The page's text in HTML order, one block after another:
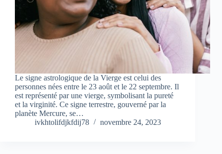
Le signe astrologique de la Vierge est celui des
personnes nées entre le 23 août et le 22 septembre. Il
est représenté par une vierge, symbolisant la pureté
et la virginité. Ce signe terrestre, gouverné par la
planète Mercure, se…
ivkhtolifdjkfdij78
novembre 24, 2023